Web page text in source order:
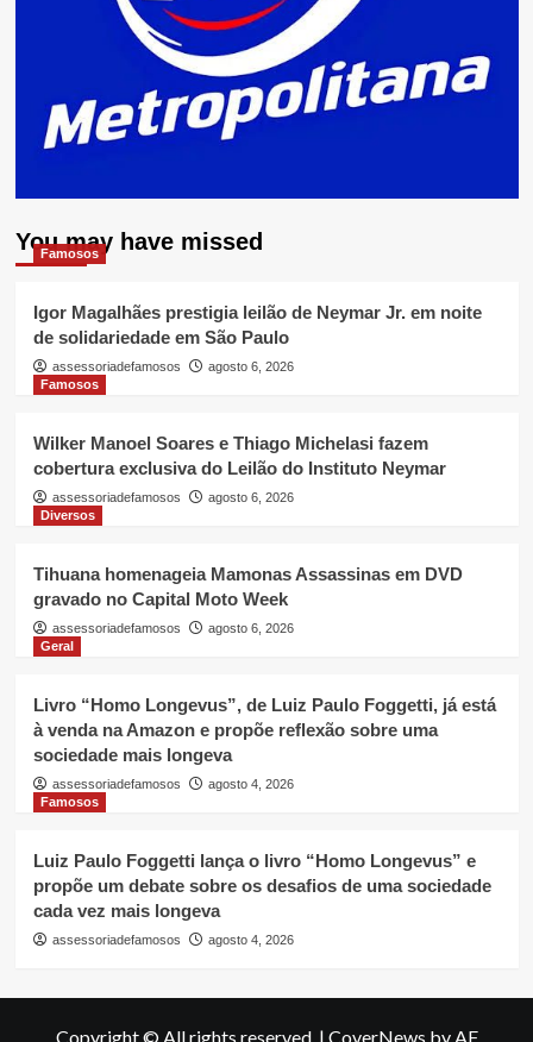
You may have missed
Famosos
Igor Magalhães prestigia leilão de Neymar Jr. em noite
de solidariedade em São Paulo
assessoriadefamosos
agosto 6, 2026
Famosos
Wilker Manoel Soares e Thiago Michelasi fazem
cobertura exclusiva do Leilão do Instituto Neymar
assessoriadefamosos
agosto 6, 2026
Diversos
Tihuana homenageia Mamonas Assassinas em DVD
gravado no Capital Moto Week
assessoriadefamosos
agosto 6, 2026
Geral
Livro “Homo Longevus”, de Luiz Paulo Foggetti, já está
à venda na Amazon e propõe reflexão sobre uma
sociedade mais longeva
assessoriadefamosos
agosto 4, 2026
Famosos
Luiz Paulo Foggetti lança o livro “Homo Longevus” e
propõe um debate sobre os desafios de uma sociedade
cada vez mais longeva
assessoriadefamosos agosto 4, 2026
Copyright © All rights reserved. | CoverNews by AF